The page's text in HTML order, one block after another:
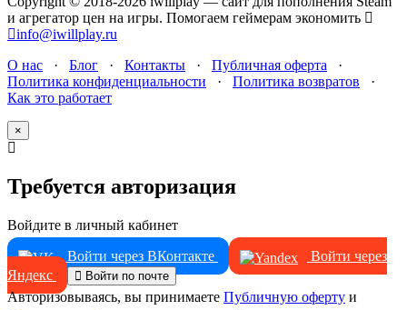
и агрегатор цен на игры. Помогаем геймерам экономить
info@iwillplay.ru
О нас · Блог · Контакты · Публичная оферта ·
Политика конфиденциальности · Политика возвратов ·
Как это работает
×
Требуется авторизация
Войдите в личный кабинет
Войти через ВКонтакте
Войти через
Яндекс
Войти по почте
Авторизовываясь, вы принимаете Публичную оферту и